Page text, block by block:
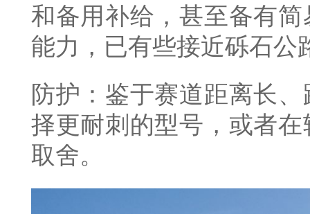
和备用补给，甚至备有
能力，已有些接近砾石公
防护：鉴于赛道距离长
择更耐刺的型号，或者
取舍。